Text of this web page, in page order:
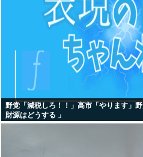
野党「減税しろ！！」高市「やります」
財源はどうする 」